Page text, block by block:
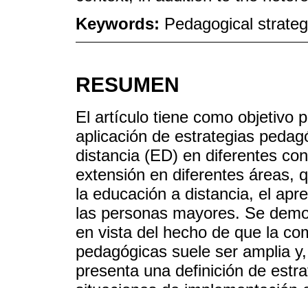
Keywords: Pedagogical
RESUMEN
El artículo tiene como objetivo
aplicación de estrategias
distancia (ED) en diferentes
extensión en diferentes áreas,
la educación a distancia, el
las personas mayores. Se
en vista del hecho de que la
pedagógicas suele ser amplia
presenta una definición de